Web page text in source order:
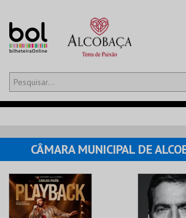
Olá,iniciar sessão
CARRINHO
EVENTOS
CARTÕES
CÂMARA MUNICIPAL DE